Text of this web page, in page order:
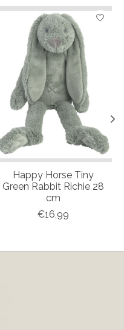
Happy Horse Tiny
Green Rabbit Richie 28
cm
€16,99